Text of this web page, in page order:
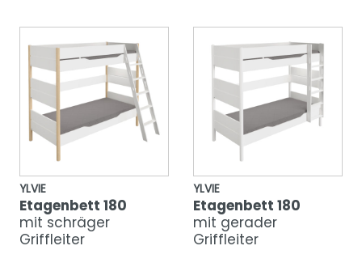
YLVIE
Etagenbett 180
mit schräger
Griffleiter
YLVIE
Etagenbett 180
mit gerader
Griffleiter